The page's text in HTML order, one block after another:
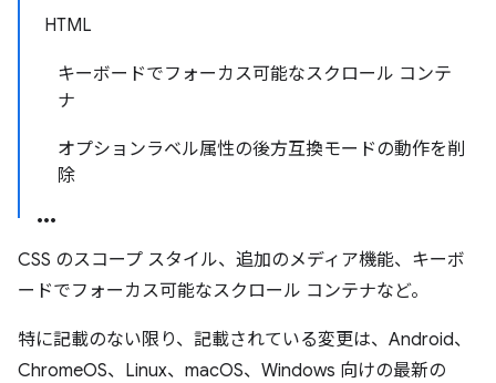
HTML
キーボードでフォーカス可能なスクロール コンテ
ナ
オプションラベル属性の後方互換モードの動作を削
除
CSS のスコープ スタイル、追加のメディア機能、キーボ
ードでフォーカス可能なスクロール コンテナなど。
特に記載のない限り、記載されている変更は、Android、
ChromeOS、Linux、macOS、Windows 向けの最新の